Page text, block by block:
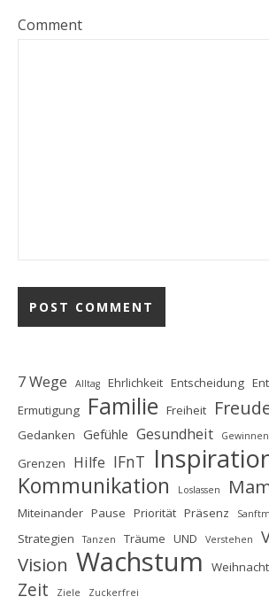
Comment
7 Wege Alltag Ehrlichkeit Entscheidung
Ermutigung
Familie Freiheit
Gedanken Gefühle Gesundheit Gewinnen
Grenzen Hilfe IFnT
Kommunikation Loslassen
Miteinander Pause Priorität Präsenz
Strategien
Tanzen Träume UND Verstehen
Vision Wachstum
Zeit Ziele Zuckerfrei